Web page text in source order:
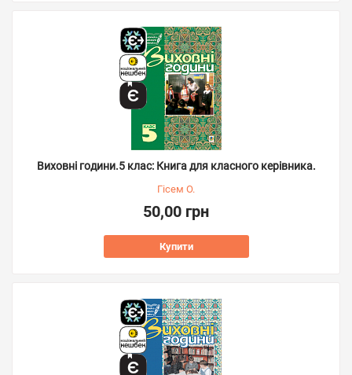
Виховні години.5 клас: Книга для класного керівника.
Гісем О.
50,00 грн
Купити